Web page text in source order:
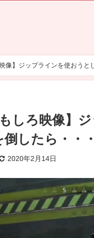
像】ジップラインを使おうと
もしろ映像】
したら・・・
2020年2月14日